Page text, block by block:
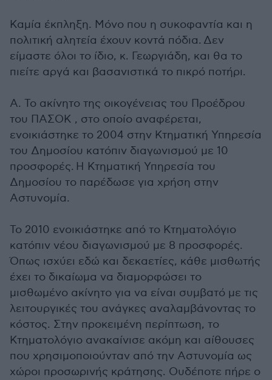
Καμία έκπληξη. Μόνο που η συκοφαντία και η
πολιτική αλητεία έχουν κοντά πόδια. Δεν
είμαστε όλοι το ίδιο, κ. Γεωργιάδη, και θα το
πιείτε αργά και βασανιστικά το πικρό ποτήρι.
Α. Το ακίνητο της οικογένειας του Προέδρου
του ΠΑΣΟΚ , στο οποίο αναφέρεται,
ενοικιάστηκε το 2004 στην Κτηματική Υπηρεσία
του Δημοσίου κατόπιν διαγωνισμού με 10
προσφορές. Η Κτηματική Υπηρεσία του
Δημοσίου το παρέδωσε για χρήση στην
Αστυνομία.
Το 2010 ενοικιάστηκε από το Κτηματολόγιο
κατόπιν νέου διαγωνισμού με 8 προσφορές.
Όπως ισχύει εδώ και δεκαετίες, κάθε μισθωτής
έχει το δικαίωμα να διαμορφώσει το
μισθωμένο ακίνητο για να είναι συμβατό με τις
λειτουργικές του ανάγκες αναλαμβάνοντας το
κόστος. Στην προκειμένη περίπτωση, το
Κτηματολόγιο ανακαίνισε ακόμη και αίθουσες
που χρησιμοποιούνταν από την Αστυνομία ως
χώροι προσωρινής κράτησης. Ουδέποτε πήρε ο